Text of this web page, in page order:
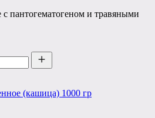
с пантогематогеном и травяными
(кашица) 1000 гр